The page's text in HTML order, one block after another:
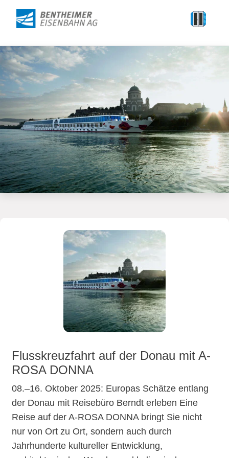
Flusskreuzfahrt auf der Donau mit A-
ROSA DONNA
08.–16. Oktober 2025: Europas Schätze entlang
der Donau mit Reisebüro Berndt erleben Eine
Reise auf der A-ROSA DONNA bringt Sie nicht
nur von Ort zu Ort, sondern auch durch
Jahrhunderte kultureller Entwicklung,